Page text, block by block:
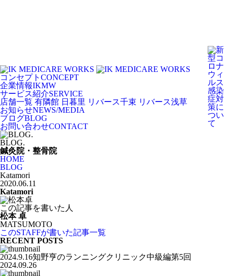
コンセプト CONCEPT
企業情報IKMW
サービス紹介SERVICE
店舗一覧 有隣館 日暮里 リバース千束 リバース浅草
お知らせNEWS/MEDIA
ブログBLOG
お問い合わせCONTACT
BLOG.
鍼灸院・整骨院
HOME
BLOG
Katamori
2020.06.11
Katamori
この記事を書いた人
松本 卓
MATSUMOTO
このSTAFFが書いた記事一覧
RECENT POSTS
2024.9.16知野亨のランニングクリニック中級編第5回
2024.09.26